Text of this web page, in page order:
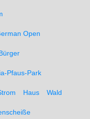
Open
Pfaus-Park
Haus Wald